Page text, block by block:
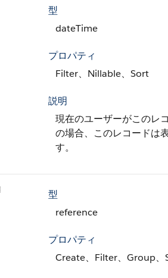
型
dateTime
プロパティ
Filter、Nillable、Sort
説明
現在のユーザーがこのレ
の場合、このレコードは
す。
型
reference
プロパティ
Create、Filter、Group、